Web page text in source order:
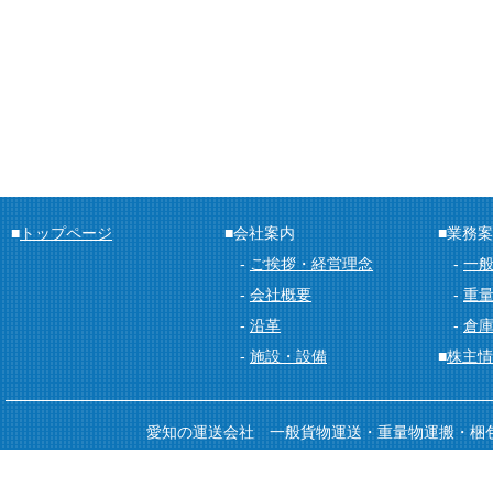
■トップページ ■会社案内
■業務
-ご挨拶・経営理念 -一
-会社概要 -重
-沿革 -倉
-施設・設備 ■株主
愛知の運送会社 一般貨物運送・重量物運搬・